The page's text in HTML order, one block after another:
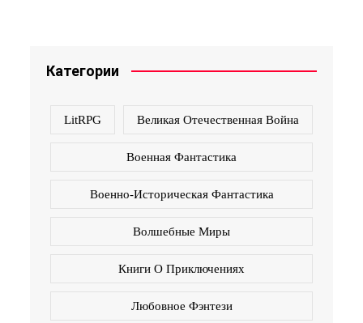
Категории
LitRPG Великая Отечественная Война
Военная Фантастика
Военно-Историческая Фантастика
Волшебные Миры
Книги О Приключениях
Любовное Фэнтези